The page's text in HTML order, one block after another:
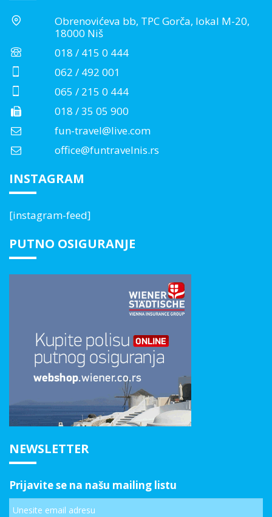
Obrenovićeva bb, TPC Gorča, lokal M-20,
18000 Niš
018 / 415 0 444
062 / 492 001
065 / 215 0 444
018 / 35 05 900
fun-travel@live.com
office@funtravelnis.rs
INSTAGRAM
[instagram-feed]
PUTNO OSIGURANJE
NEWSLETTER
Prijavite se na našu mailing listu